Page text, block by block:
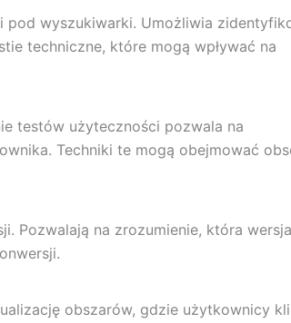
wyszukiwarki. Umożliwia
techniczne, które mogą wpływać na
testów użyteczności pozwala na
Techniki te mogą obejmować
Pozwalają na zrozumienie, która
obszarów, gdzie użytkownicy